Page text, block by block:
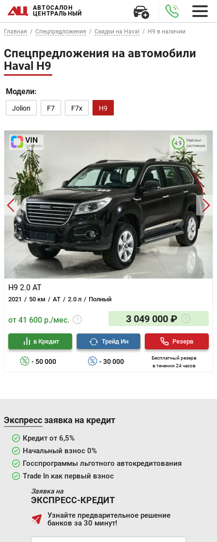
АВТОСАЛОН
ЦЕНТРАЛЬНЫЙ
Главная Спецпредложения Скидки на Haval H9 в наличии
Спецпредложения на автомобили
Haval H9
Модели:
Jolion F7 F7x H9
H9 2.0 AT
2021 50 км AT 2.0 л Полный
Рейтинг
состояния
4.9
от 41 600 р./мес. 3 049 000 ₽
- 50 000
в Кредит
- 30 000
Трейд Ин
Бесплатный резерв
в течении 24 часов
Резерв
Экспресс заявка на кредит
Кредит от 6,5%
Начальный взнос 0%
Госспрограммы льготного автокредитования
Trade In как первый взнос
Заявка на
ЭКСПРЕСС-КРЕДИТ
Узнайте предварительное решение
банков за 30 минут!